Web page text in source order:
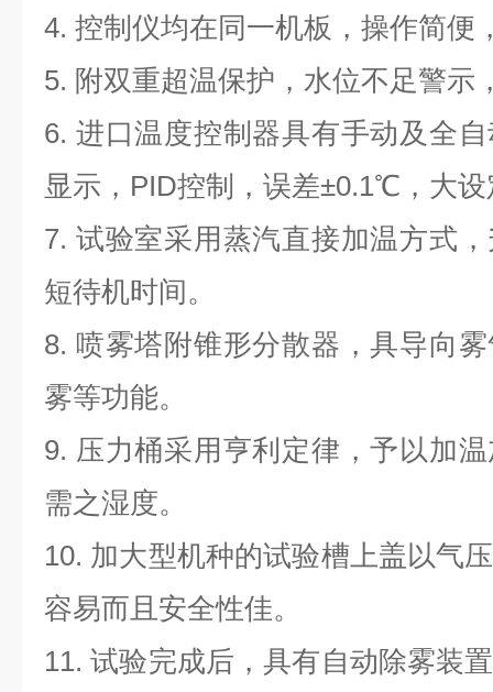
4. 控制仪均在同一机板，操作简便
5. 附双重超温保护，水位不足警示
6. 进口温度控制器具有手动及全
显示，PID控制，误差±0.1℃，大
7. 试验室采用蒸汽直接加温方式
短待机时间。
8. 喷雾塔附锥形分散器，具导向
雾等功能。
9. 压力桶采用亨利定律，予以加
需之湿度。
10. 加大型机种的试验槽上盖以气
容易而且安全性佳。
11. 试验完成后，具有自动除雾装